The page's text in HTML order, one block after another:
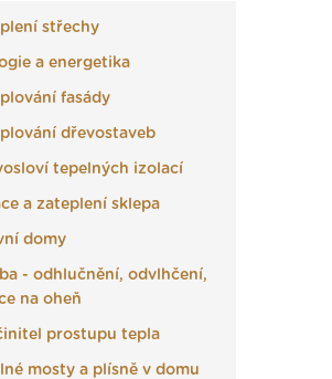
střechy
a energetika
fasády
dřevostaveb
tepelných izolací
a zateplení sklepa
domy
- odhlučnění, odvlhčení,
na oheň
prostupu tepla
mosty a plísně v domu